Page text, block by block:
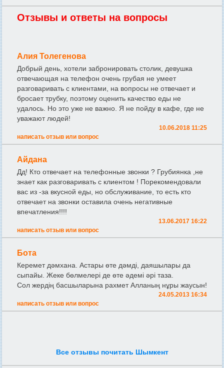
Отзывы и ответы на вопросы
Алия Толегенова
Добрый день, хотели забронировать столик, девушка
отвечающая на телефон очень грубая не умеет
разговаривать с клиентами, на вопросы не отвечает и
бросает трубку, поэтому оценить качество еды не
удалось. Но это уже не важно. Я не пойду в кафе, где не
уважают людей!
10.06.2018 11:25
написать отзыв или вопрос
Айдана
Дд! Кто отвечает на телефонные звонки ? Грубиянка ,не
знает как разговаривать с клиентом ! Порекомендовали
вас из -за вкусной еды, но обслуживание, то есть кто
отвечает на звонки оставила очень негативные
впечатления!!!!
13.06.2017 16:22
написать отзыв или вопрос
Бота
Керемет дәмхана. Астары өте дәмді, даяшылары да
сыпайы. Жеке бөлмелері де өте әдемі әрі таза.
Сол жердің басшыларына рахмет Алланың нұры жаусын!
24.05.2013 16:34
написать отзыв или вопрос
Все отзывы почитать Шымкент